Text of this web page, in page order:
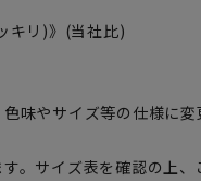
キリ)》(当社比)
味やサイズ等の仕様に変
。サイズ表を確認の上